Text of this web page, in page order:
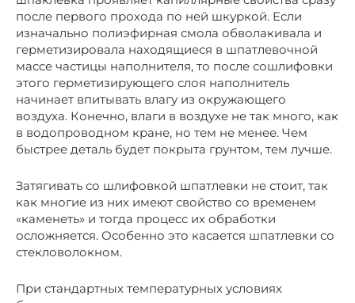
после первого прохода по ней шкуркой. Если
изначально полиэфирная смола обволакивала и
герметизировала находящиеся в шпатлевочной
массе частицы наполнителя, то после сошлифовки
этого герметизирующего слоя наполнитель
начинает впитывать влагу из окружающего
воздуха. Конечно, влаги в воздухе не так много, как
в водопроводном кране, но тем не менее. Чем
быстрее деталь будет покрыта грунтом, тем лучше.
Затягивать со шлифовкой шпатлевки не стоит, так
как многие из них имеют свойство со временем
«каменеть» и тогда процесс их обработки
осложняется. Особенно это касается шпатлевки со
стекловолокном.
При стандартных температурных условиях